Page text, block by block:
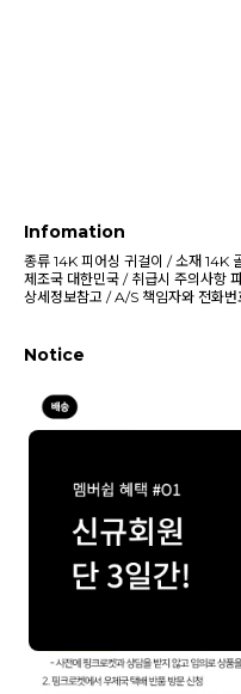
Infomation
종류 14K 피어싱 귀걸이 /소재 14K
제조국 대한민국 / 취급시 주의사항
상세정보참고 /A/S 책임자와 전화번
Notice